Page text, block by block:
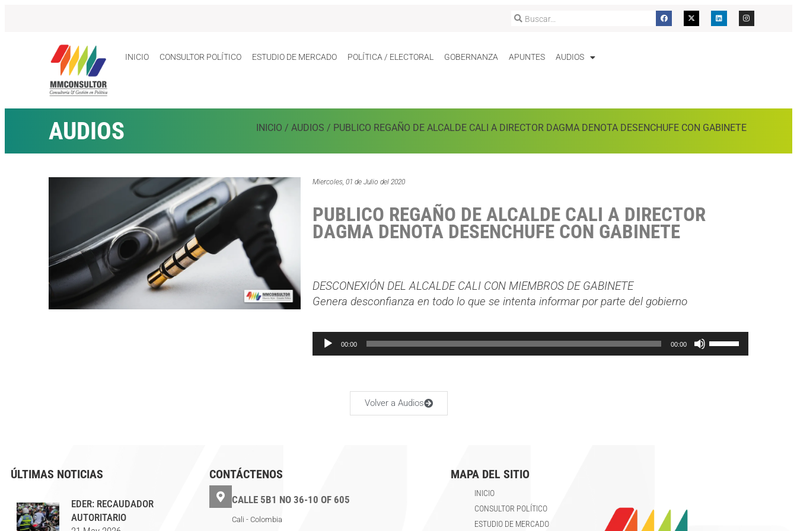
INICIO CONSULTOR POLÍTICO ESTUDIO DE MERCADO POLÍTICA / ELECTORAL GOBERNANZA APUNTES AUDIOS
AUDIOS INICIO /AUDIOS / PUBLICO REGAÑO DE ALCALDE CALI A DIRECTOR DAGMA DENOTA DESENCHUFE CON GABINETE
Miercoles, 01 de Julio del 2020
PUBLICO REGAÑO DE ALCALDE CALI A DIRECTOR
DAGMA DENOTA DESENCHUFE CON GABINETE
DESCONEXIÓN DEL ALCALDE CALI CON MIEMBROS DE GABINETE
Genera desconfianza en todo lo que se intenta informar por parte del gobierno
Audio
Player
00:00 00:00
Use
Up/Down
Volver a Audios
ÚLTIMAS NOTICIAS
EDER: RECAUDADOR
AUTORITARIO
CONTÁCTENOS
CALLE 5B1 NO 36-10 OF 605
Cali - Colombia
MAPA DEL SITIO
INICIO
CONSULTOR POLÍTICO
ESTUDIO DE MERCADO